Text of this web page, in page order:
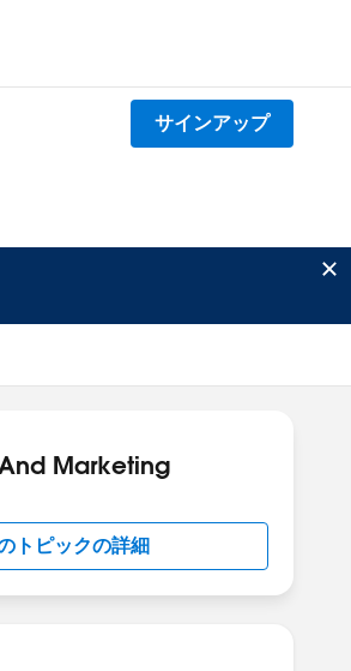
サインアップ
Marketing
トピックの詳細